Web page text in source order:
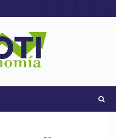
Noti-
economía